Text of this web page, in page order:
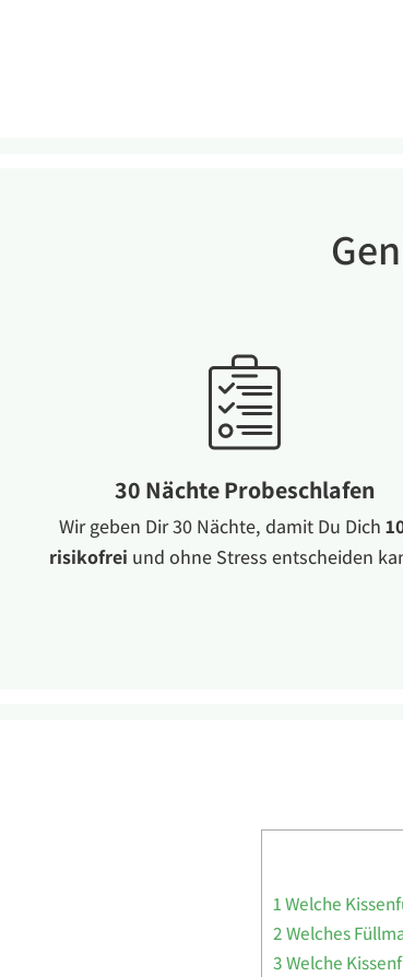
30 Nächte Probeschlafen
Wir geben Dir 30 Nächte, damit Du Dich
risikofrei und ohne Stress entscheiden
1Welche
2Welches
3Welche